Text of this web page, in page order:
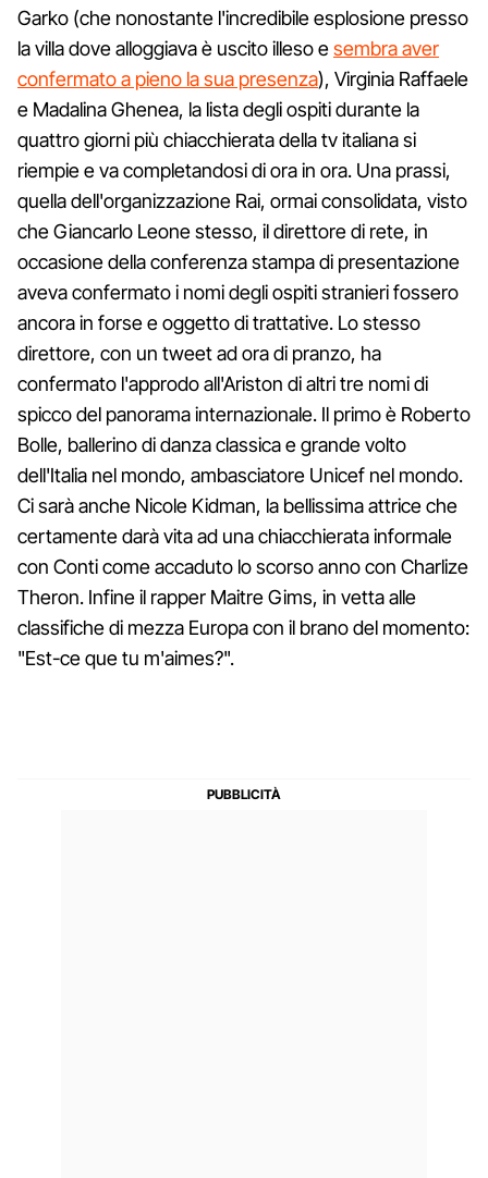
Garko (che nonostante l'incredibile esplosione presso
la villa dove alloggiava è uscito illeso esembra aver
confermato a pieno la sua presenza), Virginia Raffaele
e Madalina Ghenea, la lista degli ospiti durante la
quattro giorni più chiacchierata della tv italiana si
riempie e va completandosi di ora in ora. Una prassi,
quella dell'organizzazione Rai, ormai consolidata, visto
che Giancarlo Leone stesso, il direttore di rete, in
occasione della conferenza stampa di presentazione
aveva confermato i nomi degli ospiti stranieri fossero
ancora in forse e oggetto di trattative. Lo stesso
direttore, con un tweet ad ora di pranzo, ha
confermato l'approdo all'Ariston di altri tre nomi di
spicco del panorama internazionale. Il primo è Roberto
Bolle, ballerino di danza classica e grande volto
dell'Italia nel mondo, ambasciatore Unicef nel mondo.
Ci sarà anche Nicole Kidman, la bellissima attrice che
certamente darà vita ad una chiacchierata informale
con Conti come accaduto lo scorso anno con Charlize
Theron. Infine il rapper Maitre Gims, in vetta alle
classifiche di mezza Europa con il brano del momento:
"Est-ce que tu m'aimes?".